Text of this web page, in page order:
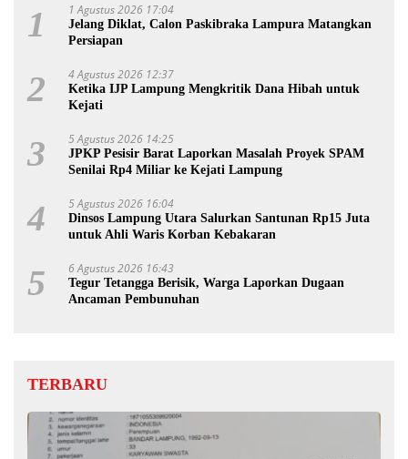
1 1 Agustus 2026 17:04
Jelang Diklat, Calon Paskibraka Lampura Matangkan
Persiapan
2 4 Agustus 2026 12:37
Ketika IJP Lampung Mengkritik Dana Hibah untuk
Kejati
3 5 Agustus 2026 14:25
JPKP Pesisir Barat Laporkan Masalah Proyek SPAM
Senilai Rp4 Miliar ke Kejati Lampung
4 5 Agustus 2026 16:04
Dinsos Lampung Utara Salurkan Santunan Rp15 Juta
untuk Ahli Waris Korban Kebakaran
5 6 Agustus 2026 16:43
Tegur Tetangga Berisik, Warga Laporkan Dugaan
Ancaman Pembunuhan
TERBARU